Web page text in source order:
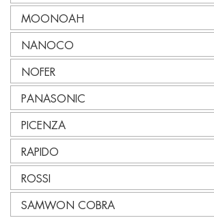
MOONOAH
NANOCO
NOFER
PANASONIC
PICENZA
RAPIDO
ROSSI
SAMWON COBRA